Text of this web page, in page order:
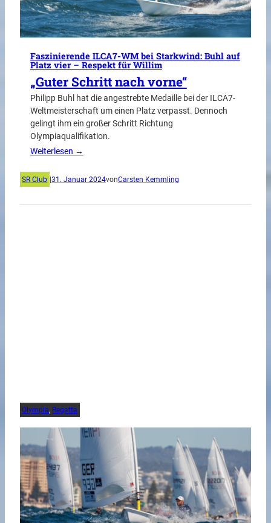
Faszinierende ILCA7-WM bei Starkwind: Buhl auf
Platz vier – Respekt für Willim
„Guter Schritt nach vorne“
Philipp Buhl hat die angestrebte Medaille bei der ILCA7-
Weltmeisterschaft um einen Platz verpasst. Dennoch
gelingt ihm ein großer Schritt Richtung
Olympiaqualifikation.
Weiterlesen →
SR Club |31. Januar 2024vonCarsten Kemmling
Olympia, Regatta